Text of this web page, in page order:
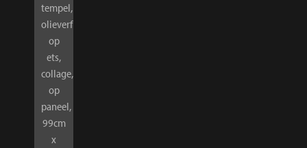
tempel,
olieverf
op
ets,
collage,
op
paneel,
99cm
x